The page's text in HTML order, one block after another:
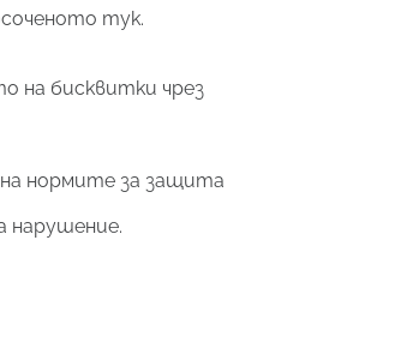
тук.
на бисквитки чрез
нормите за защита
нарушение.